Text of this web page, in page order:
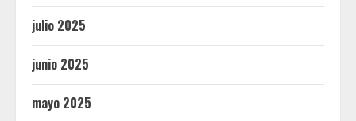
julio 2025
junio 2025
mayo 2025